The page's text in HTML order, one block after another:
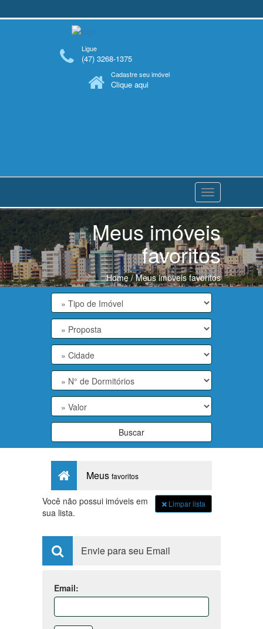
Ligue
(47) 3268-1375
Cadastre seu imóvel
Clique aqui
Navegaçåo
Meus imóveis
favoritos
Home/ Meus imóveis favoritos
Buscar
Meus favoritos
Limpar lista
Você não possui imóveis em
sua lista.
Envie para seu Email
Email: